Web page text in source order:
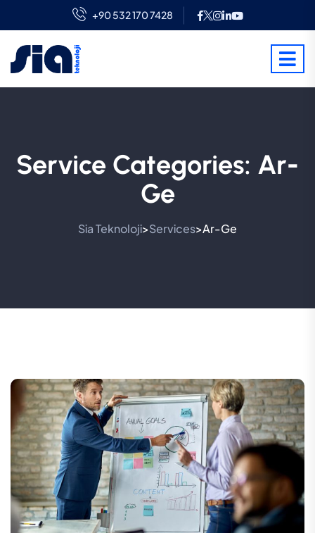
+90 532 170 7428
Service Categories: Ar-
Ge
Sia Teknoloji>Services>Ar-Ge